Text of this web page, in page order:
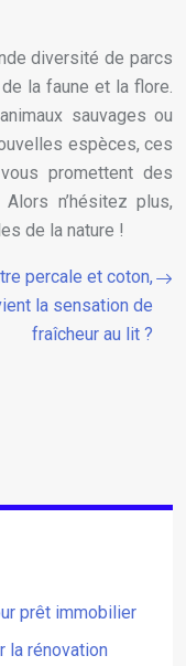
diversité de parcs
la faune et la flore.
sauvages ou
espèces, ces
promettent des
n’hésitez plus,
de la nature !
percale et coton,
la sensation de
fraîcheur au lit ?
prêt immobilier
la rénovation